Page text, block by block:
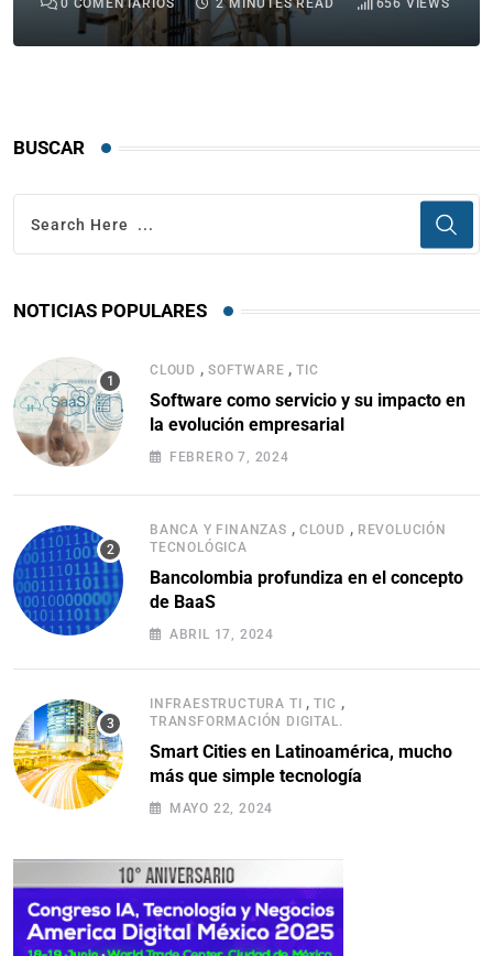
0 COMENTARIOS 2 MINUTES READ 656 VIEWS
BUSCAR
NOTICIAS POPULARES
CLOUD , SOFTWARE ,TIC
Software como servicio y su impacto en
la evolución empresarial
FEBRERO 7, 2024
BANCA Y FINANZAS , CLOUD , REVOLUCIÓN
TECNOLÓGICA
Bancolombia profundiza en el concepto
de BaaS
ABRIL 17, 2024
INFRAESTRUCTURA TI ,TIC ,
TRANSFORMACIÓN DIGITAL.
Smart Cities en Latinoamérica, mucho
más que simple tecnología
MAYO 22, 2024